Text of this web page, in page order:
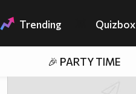
Trending Quizbox
🎉 PARTY TIME